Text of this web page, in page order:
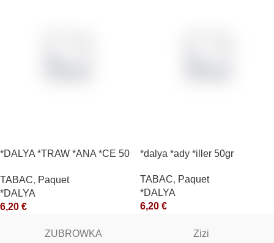
*DALYA *TRAW *ANA *CE 50
TABAC, Paquet
*DALYA
6,20 €
*dalya *ady *iller 50gr
TABAC, Paquet
*DALYA
6,20 €
ZUBROWKA Zizi